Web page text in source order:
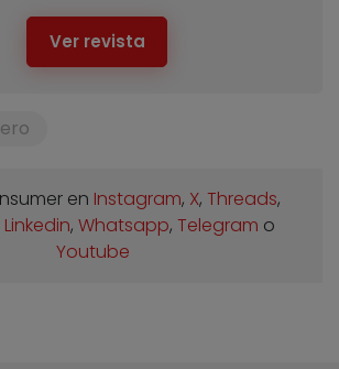
Ver revista
en Instagram, X, Threads,
Linkedin, Whatsapp, Telegram o
Youtube